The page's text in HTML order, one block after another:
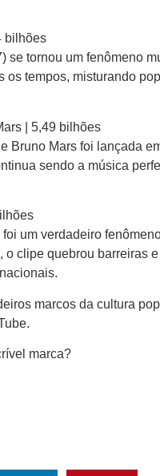
bilhões
se tornou um fenômeno
os tempos, misturando
| 5,49 bilhões
Bruno Mars foi lançada
sendo a música
um verdadeiro
, o clipe quebrou barreiras
marcos da cultura
marca?